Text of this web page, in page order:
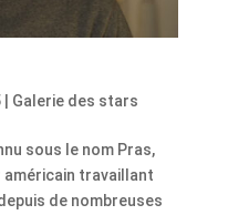
| Galerie des stars
sous le nom Pras,
travaillant
de nombreuses